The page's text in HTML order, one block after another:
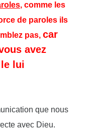
, comme les
de paroles ils
pas, car
avez
lui
que nous
avec Dieu.